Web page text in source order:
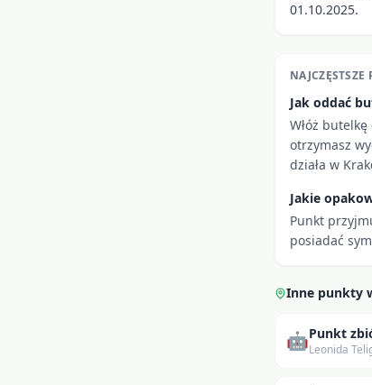
01.10.2025.
NAJCZĘSTSZE
Jak oddać
Włóż
otrzymasz
działa w
Jakie
Punkt
posiadać
Inne punkty
🤖Punkt
Leonida